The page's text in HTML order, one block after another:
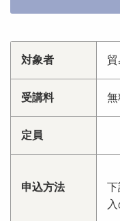
対象者
受講料 無
定員
申込方法
下